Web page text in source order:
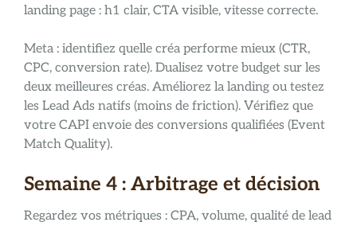
landing page : h1 clair, CTA visible, vitesse correcte.
Meta : identifiez quelle créa performe mieux (CTR,
CPC, conversion rate). Dualisez votre budget sur les
deux meilleures créas. Améliorez la landing ou testez
les Lead Ads natifs (moins de friction). Vérifiez que
votre CAPI envoie des conversions qualifiées (Event
Match Quality).
Semaine 4 : Arbitrage et décision
Regardez vos métriques : CPA, volume, qualité de lead